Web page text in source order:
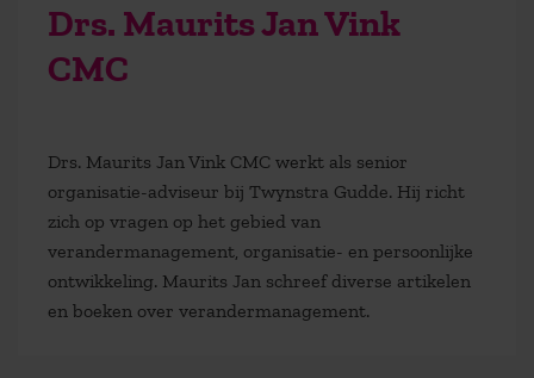
Drs. Maurits Jan Vink
CMC
Drs. Maurits Jan Vink CMC werkt als senior
organisatie-adviseur bij Twynstra Gudde. Hij richt
zich op vragen op het gebied van
verandermanagement, organisatie- en persoonlijke
ontwikkeling. Maurits Jan schreef diverse artikelen
en boeken over verandermanagement.